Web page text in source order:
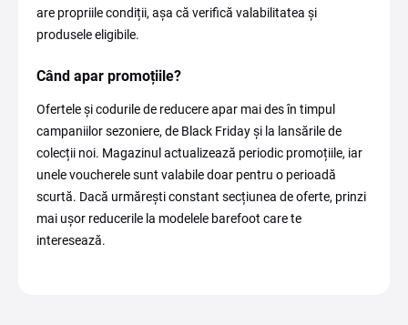
are propriile condiții, așa că verifică valabilitatea și
produsele eligibile.
Când apar promoțiile?
Ofertele și codurile de reducere apar mai des în timpul
campaniilor sezoniere, de Black Friday și la lansările de
colecții noi. Magazinul actualizează periodic promoțiile, iar
unele voucherele sunt valabile doar pentru o perioadă
scurtă. Dacă urmărești constant secțiunea de oferte, prinzi
mai ușor reducerile la modelele barefoot care te
interesează.